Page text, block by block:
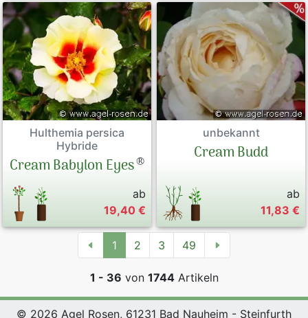
Hulthemia persica
Hybride
Cream Babylon Eyes®
ab
19,40 €
unbekannt
Cream Budd
ab
11,83 €
1 2 3 49
1 - 36 von 1744Artikeln
© 2026 Agel Rosen, 61231 Bad Nauheim - Steinfurth